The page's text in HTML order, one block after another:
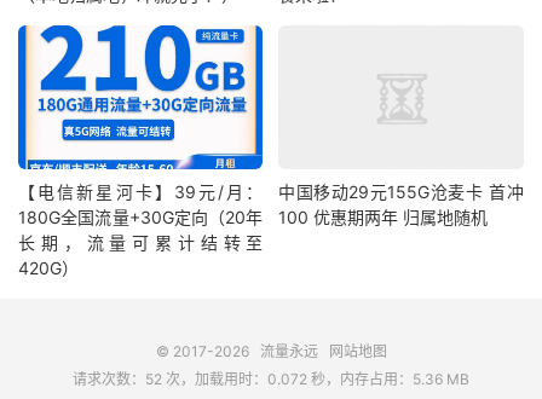
【电信新星河卡】39元/月：
180G全国流量+30G定向（20年
长期，流量可累计结转至
420G）
中国移动29元155G沧麦卡 首冲
100 优惠期两年 归属地随机
© 2017-2026 流量永远
网站地图
请求次数：52 次，加载用时：0.072 秒，内存占用：5.36 MB